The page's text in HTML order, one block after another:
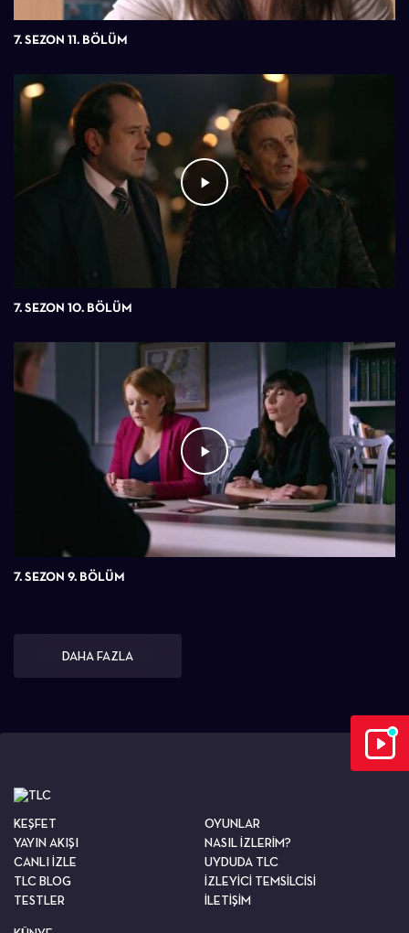
7. SEZON 11. BÖLÜM
7. SEZON 10. BÖLÜM
7. SEZON 9. BÖLÜM
DAHA FAZLA
KEŞFET
YAYIN AKIŞI
CANLI İZLE
TLC BLOG
TESTLER
OYUNLAR
NASIL İZLERİM?
UYDUDA TLC
İZLEYİCİ TEMSİLCİSİ
İLETİŞİM